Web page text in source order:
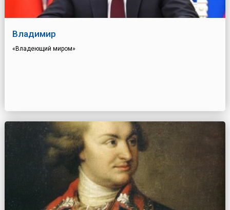
Владимир
«Владеющий миром»